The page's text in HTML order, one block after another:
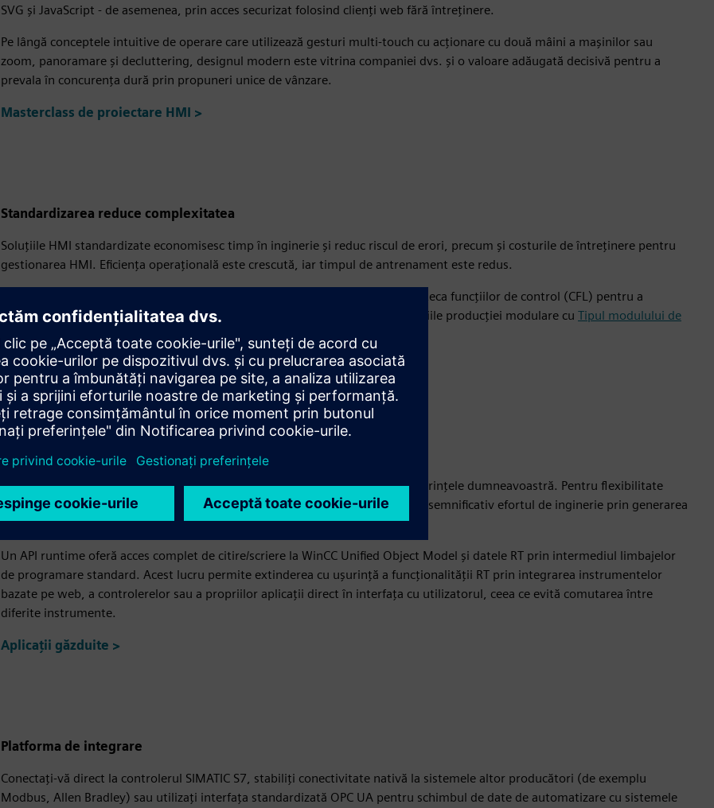
SVG și JavaScript - de asemenea, prin acces securizat folosind clienți web fără întreținere.
Pe lângă conceptele intuitive de operare care utilizează gesturi multi-touch cu acționare cu două mâini a mașinilor sau
zoom, panoramare și decluttering, designul modern este vitrina companiei dvs. și o valoare adăugată decisivă pentru a
prevala în concurența dură prin propuneri unice de vânzare.
Masterclass de proiectare HMI >
Standardizarea reduce complexitatea
Soluțiile HMI standardizate economisesc timp în inginerie și reduc riscul de erori, precum și costurile de întreținere pentru
gestionarea HMI. Eficiența operațională este crescută, iar timpul de antrenament este redus.
Utilizați bibliotecile gata de utilizare, cum ar fi Biblioteca industriei sau Biblioteca funcțiilor de control (CFL) pentru a
standardiza vizualizarea și controlul proceselor sau pentru a valorifica beneficiile producției modulare cu Tipul modulului de
ambalare (MTP)
Nivel ridicat de deschidere
Dezvoltați soluții personalizate ușor, rapid și precis, în funcție de nevoile și cerințele dumneavoastră. Pentru flexibilitate
maximă, TIA Portal oferă o API de deschidere și „SivarC”opțiunea de a reduce semnificativ efortul de inginerie prin generarea
automată.
Un API runtime oferă acces complet de citire/scriere la WinCC Unified Object Model și datele RT prin intermediul limbajelor
de programare standard. Acest lucru permite extinderea cu ușurință a funcționalității RT prin integrarea instrumentelor
bazate pe web, a controlerelor sau a propriilor aplicații direct în interfața cu utilizatorul, ceea ce evită comutarea între
diferite instrumente.
Aplicații găzduite >
Platforma de integrare
Conectați-vă direct la controlerul SIMATIC S7, stabiliți conectivitate nativă la sistemele altor producători (de exemplu
Modbus, Allen Bradley) sau utilizați interfața standardizată OPC UA pentru schimbul de date de automatizare cu sistemele